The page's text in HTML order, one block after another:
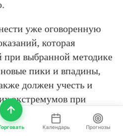
уже оговоренную
которая
при выбранной методике
пики и впадины,
должен учесть и
экстремумов при
Календарь Прогнозы